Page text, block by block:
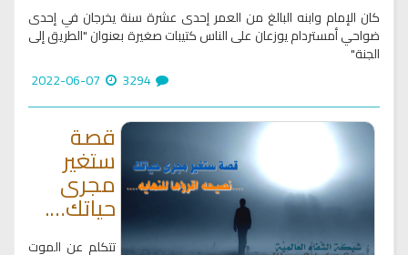
كان الإمام وابنه البالغ من العمر إحدى عشرة سنة يخرجان في إحدى
ضواحي أمستردام يوزعان على الناس كتيبات صغيرة بعنوان "الطريق إلى
الجنة"
قصة
ستغير
مجرى
حياتك….
تتكلم عن الموت